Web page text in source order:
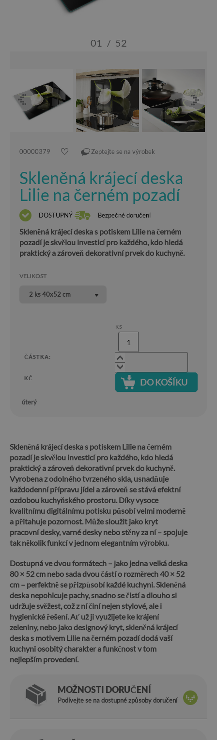
01 / 52
00000379 Zeptejte se na výrobek
Skleněná krájecí deska
Lilie na černém pozadí
DOSTUPNÝ Bezpečné doručení
Skleněná krájecí deska s potiskem Lilie na černém
pozadí je skvělou investicí pro každého, kdo hledá
praktický a zároveň dekorativní prvek do kuchyně.
VELIKOST
2 ks 40x52 cm
ČÁSTKA:
KČ
KS
DO KOŠÍKU
úterý
Skleněná krájecí deska s potiskem Lilie na černém
pozadí je skvělou investicí pro každého, kdo hledá
praktický a zároveň dekorativní prvek do kuchyně.
Vyrobena z odolného tvrzeného skla, usnadňuje
každodenní přípravu jídel a zároveň se stává efektní
ozdobou kuchyňského prostoru. Díky vysoce
kvalitnímu digitálnímu potisku působí velmi moderně
a přitahuje pozornost. Může sloužit jako kryt
pracovní desky, varné desky nebo stěny za ní – spojuje
tak několik funkcí v jednom elegantním výrobku.
Dostupná ve dvou formátech – jako jedna velká deska
80 × 52 cm nebo sada dvou částí o rozměrech 40 × 52
cm – perfektně se přizpůsobí každé kuchyni.Skleněná
deska nepohlcuje pachy, snadno se čistí a dlouho si
udržuje svěžest, což z ní činí nejen stylové, ale i
hygienické řešení.Ať už ji využijete ke krájení
zeleniny, nebo jako designový kryt, skleněná krájecí
deska s motivem Lilie na černém pozadí dodá vaší
kuchyni osobitý charakter a funkčnost v tom
nejlepším provedení.
MOŽNOSTI DORUČENÍ
Podívejte se na dostupné způsoby doručení